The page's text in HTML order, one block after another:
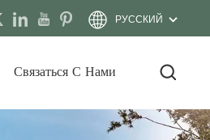
РУССКИЙ
Связаться С Нами